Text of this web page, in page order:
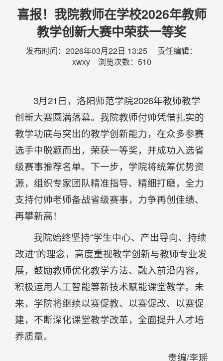
喜报！我院教师在学校2026年教师
教学创新大赛中荣获一等奖
发布时间：2026年03月22日 13:25 责任编辑：
xwxy 浏览次数： 510
3月21日，洛阳师范学院2026年教师教学
创新大赛圆满落幕。我院教师付帅凭借扎实的
教学功底与突出的教学创新能力，在众多参赛
选手中脱颖而出，荣获一等奖，并成功入选省
级赛事推荐名单。下一步，学院将统筹优势资
源，组织专家团队精准指导、精细打磨，全力
支持付帅老师备战省级赛事，力争再创佳绩、
再攀新高！
我院始终坚持“学生中心、产出导向、持续
改进”的理念，高度重视教学创新与教师专业发
展，鼓励教师优化教学方法、融入前沿内容，
积极运用人工智能等新技术赋能课堂教学。未
来，学院将继续以赛促教、以赛促改、以赛促
建，不断深化课堂教学改革，全面提升人才培
养质量。
责编/李瑶